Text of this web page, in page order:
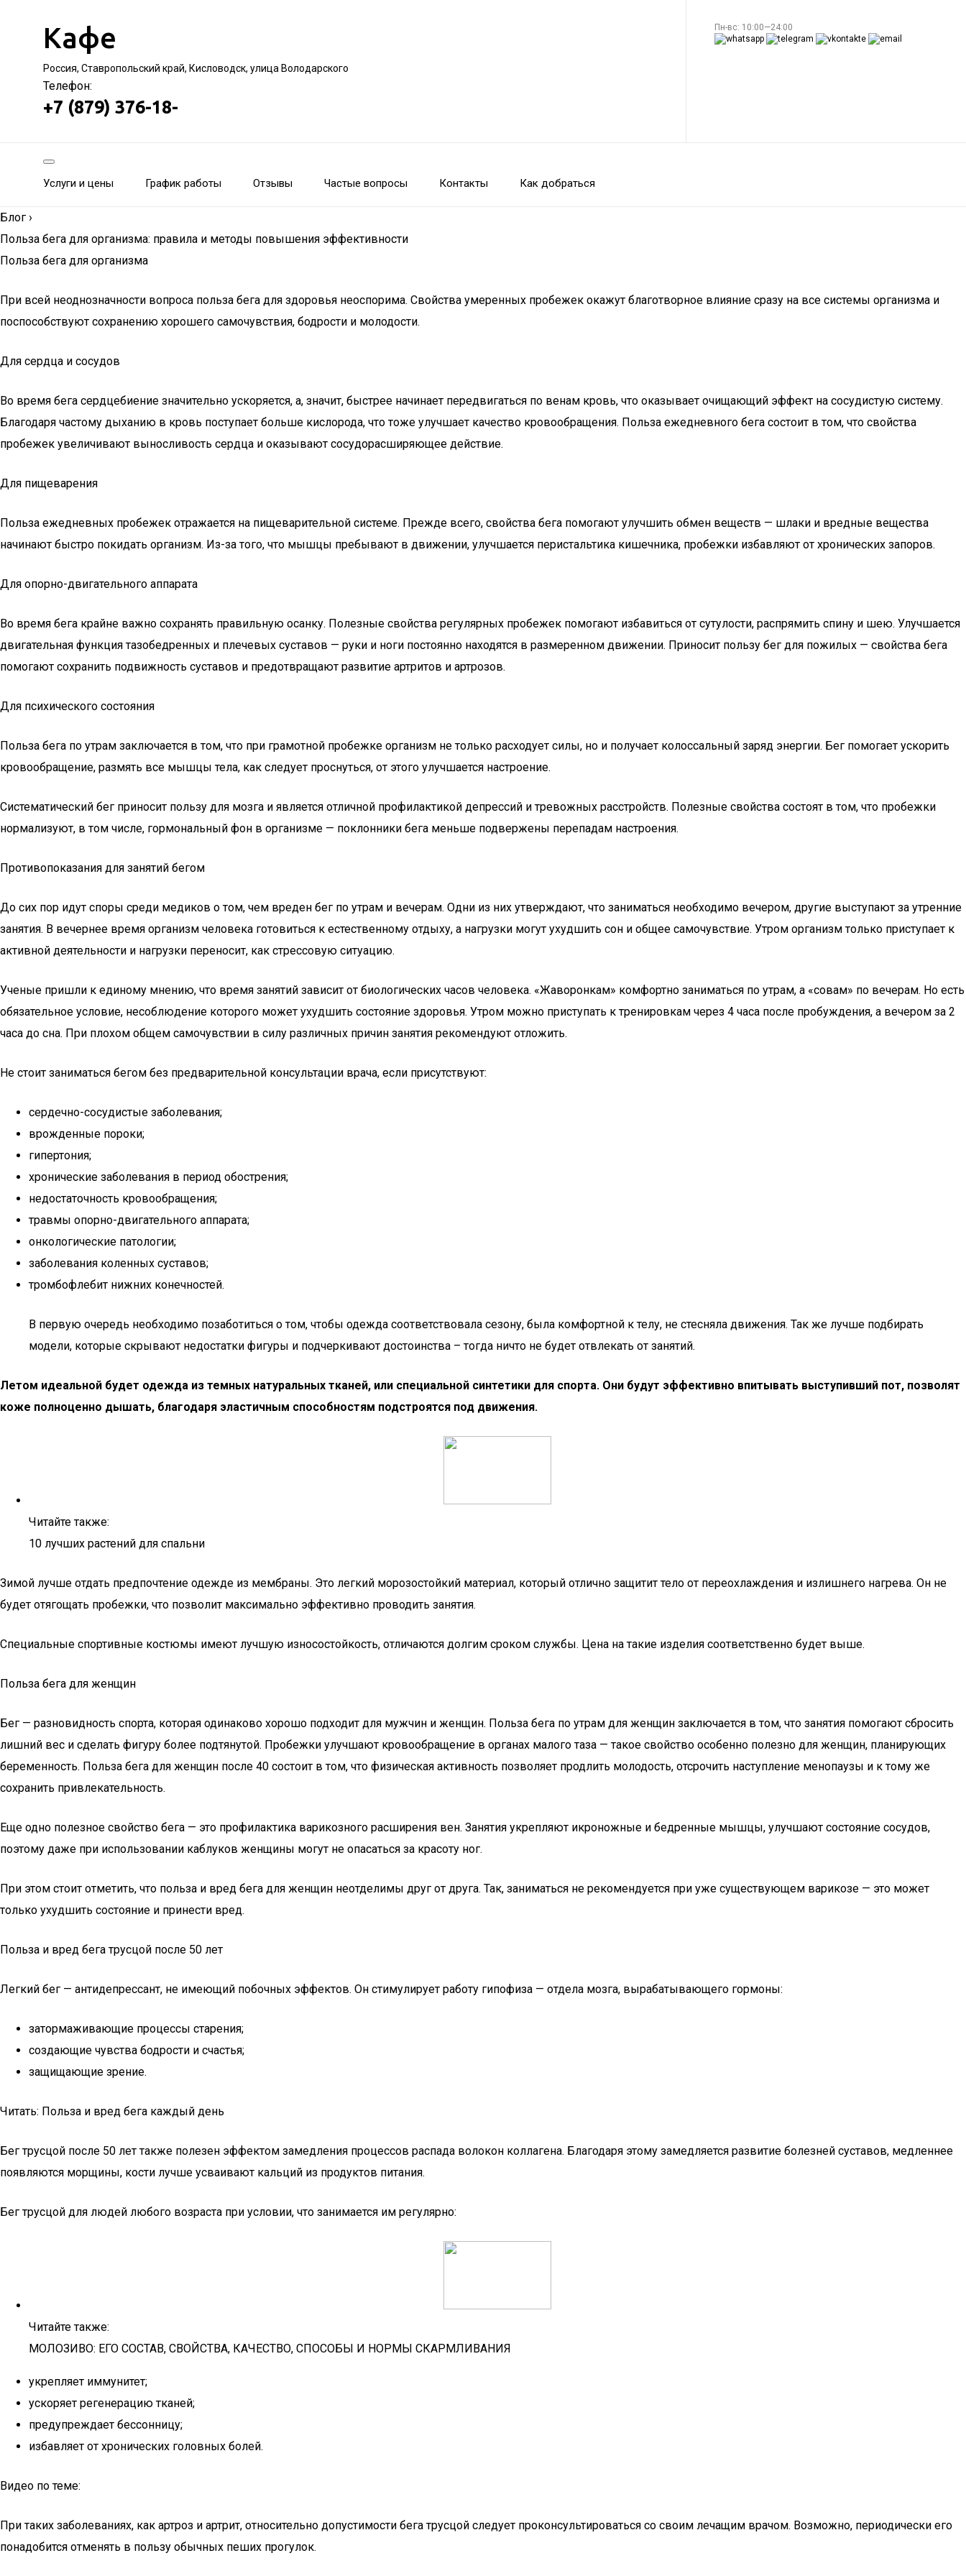
Кафе
Россия, Ставропольский край, Кисловодск, улица Володарского
Телефон:
+7 (879) 376-18-
Пн-вс: 10:00—24:00
Услуги и цены График работы Отзывы Частые вопросы Контакты Как добраться
Блог ›
Польза бега для организма: правила и методы повышения эффективности
Польза бега для организма
При всей неоднозначности вопроса польза бега для здоровья неоспорима. Свойства умеренных пробежек окажут благотворное влияние сразу на все системы организма и
поспособствуют сохранению хорошего самочувствия, бодрости и молодости.
Для сердца и сосудов
Во время бега сердцебиение значительно ускоряется, а, значит, быстрее начинает передвигаться по венам кровь, что оказывает очищающий эффект на сосудистую систему.
Благодаря частому дыханию в кровь поступает больше кислорода, что тоже улучшает качество кровообращения. Польза ежедневного бега состоит в том, что свойства
пробежек увеличивают выносливость сердца и оказывают сосудорасширяющее действие.
Для пищеварения
Польза ежедневных пробежек отражается на пищеварительной системе. Прежде всего, свойства бега помогают улучшить обмен веществ — шлаки и вредные вещества
начинают быстро покидать организм. Из-за того, что мышцы пребывают в движении, улучшается перистальтика кишечника, пробежки избавляют от хронических запоров.
Для опорно-двигательного аппарата
Во время бега крайне важно сохранять правильную осанку. Полезные свойства регулярных пробежек помогают избавиться от сутулости, распрямить спину и шею. Улучшается
двигательная функция тазобедренных и плечевых суставов — руки и ноги постоянно находятся в размеренном движении. Приносит пользу бег для пожилых — свойства бега
помогают сохранить подвижность суставов и предотвращают развитие артритов и артрозов.
Для психического состояния
Польза бега по утрам заключается в том, что при грамотной пробежке организм не только расходует силы, но и получает колоссальный заряд энергии. Бег помогает ускорить
кровообращение, размять все мышцы тела, как следует проснуться, от этого улучшается настроение.
Систематический бег приносит пользу для мозга и является отличной профилактикой депрессий и тревожных расстройств. Полезные свойства состоят в том, что пробежки
нормализуют, в том числе, гормональный фон в организме — поклонники бега меньше подвержены перепадам настроения.
Противопоказания для занятий бегом
До сих пор идут споры среди медиков о том, чем вреден бег по утрам и вечерам. Одни из них утверждают, что заниматься необходимо вечером, другие выступают за утренние
занятия. В вечернее время организм человека готовиться к естественному отдыху, а нагрузки могут ухудшить сон и общее самочувствие. Утром организм только приступает к
активной деятельности и нагрузки переносит, как стрессовую ситуацию.
Ученые пришли к единому мнению, что время занятий зависит от биологических часов человека. «Жаворонкам» комфортно заниматься по утрам, а «совам» по вечерам. Но есть
обязательное условие, несоблюдение которого может ухудшить состояние здоровья. Утром можно приступать к тренировкам через 4 часа после пробуждения, а вечером за 2
часа до сна. При плохом общем самочувствии в силу различных причин занятия рекомендуют отложить.
Не стоит заниматься бегом без предварительной консультации врача, если присутствуют:
сердечно-сосудистые заболевания;
врожденные пороки;
гипертония;
хронические заболевания в период обострения;
недостаточность кровообращения;
травмы опорно-двигательного аппарата;
онкологические патологии;
заболевания коленных суставов;
тромбофлебит нижних конечностей.
В первую очередь необходимо позаботиться о том, чтобы одежда соответствовала сезону, была комфортной к телу, не стесняла движения. Так же лучше подбирать
модели, которые скрывают недостатки фигуры и подчеркивают достоинства – тогда ничто не будет отвлекать от занятий.
Летом идеальной будет одежда из темных натуральных тканей, или специальной синтетики для спорта. Они будут эффективно впитывать выступивший пот, позволят
коже полноценно дышать, благодаря эластичным способностям подстроятся под движения.
Читайте также:
10 лучших растений для спальни
Зимой лучше отдать предпочтение одежде из мембраны. Это легкий морозостойкий материал, который отлично защитит тело от переохлаждения и излишнего нагрева. Он не
будет отягощать пробежки, что позволит максимально эффективно проводить занятия.
Специальные спортивные костюмы имеют лучшую износостойкость, отличаются долгим сроком службы. Цена на такие изделия соответственно будет выше.
Польза бега для женщин
Бег — разновидность спорта, которая одинаково хорошо подходит для мужчин и женщин. Польза бега по утрам для женщин заключается в том, что занятия помогают сбросить
лишний вес и сделать фигуру более подтянутой. Пробежки улучшают кровообращение в органах малого таза — такое свойство особенно полезно для женщин, планирующих
беременность. Польза бега для женщин после 40 состоит в том, что физическая активность позволяет продлить молодость, отсрочить наступление менопаузы и к тому же
сохранить привлекательность.
Еще одно полезное свойство бега — это профилактика варикозного расширения вен. Занятия укрепляют икроножные и бедренные мышцы, улучшают состояние сосудов,
поэтому даже при использовании каблуков женщины могут не опасаться за красоту ног.
При этом стоит отметить, что польза и вред бега для женщин неотделимы друг от друга. Так, заниматься не рекомендуется при уже существующем варикозе — это может
только ухудшить состояние и принести вред.
Польза и вред бега трусцой после 50 лет
Легкий бег — антидепрессант, не имеющий побочных эффектов. Он стимулирует работу гипофиза — отдела мозга, вырабатывающего гормоны:
затормаживающие процессы старения;
создающие чувства бодрости и счастья;
защищающие зрение.
Читать: Польза и вред бега каждый день
Бег трусцой после 50 лет также полезен эффектом замедления процессов распада волокон коллагена. Благодаря этому замедляется развитие болезней суставов, медленнее
появляются морщины, кости лучше усваивают кальций из продуктов питания.
Бег трусцой для людей любого возраста при условии, что занимается им регулярно:
Читайте также:
МОЛОЗИВО: ЕГО СОСТАВ, СВОЙСТВА, КАЧЕСТВО, СПОСОБЫ И НОРМЫ СКАРМЛИВАНИЯ
укрепляет иммунитет;
ускоряет регенерацию тканей;
предупреждает бессонницу;
избавляет от хронических головных болей.
Видео по теме:
При таких заболеваниях, как артроз и артрит, относительно допустимости бега трусцой следует проконсультироваться со своим лечащим врачом. Возможно, периодически его
понадобится отменять в пользу обычных пеших прогулок.